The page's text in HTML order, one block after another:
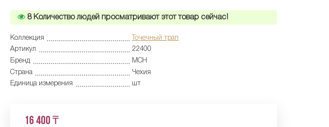
8Количество людей просматривают этот товар сейчас!
Коллекция
Точечный трап
Артикул
22400
Бренд
MCH
Страна
Чехия
Единица измерения
шт
16 400 ₸